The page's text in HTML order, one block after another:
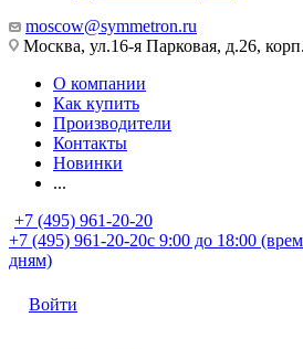
moscow@symmetron.ru
Москва, ул.16-я Парковая, д.26,
О компании
Как купить
Производители
Контакты
Новинки
...
+7 (495) 961-20-20
+7 (495) 961-20-20с 9:00 до 18:00
дням)
Войти